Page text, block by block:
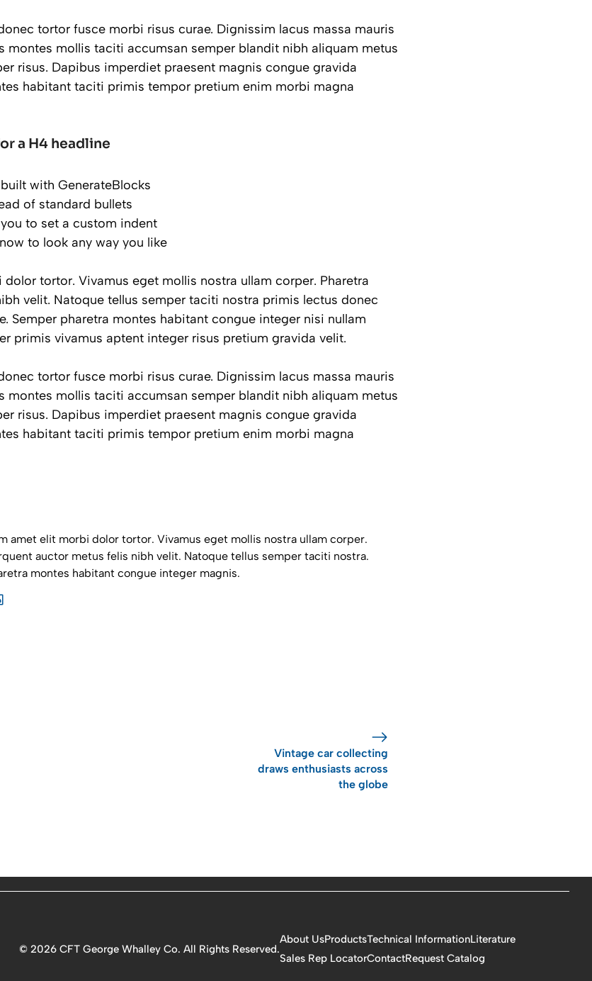
tortor fusce morbi risus curae. Dignissim lacus massa mauris
montes mollis taciti accumsan semper blandit nibh aliquam metus
risus. Dapibus imperdiet praesent magnis congue gravida
habitant taciti primis tempor pretium enim morbi magna
a H4 headline
with GenerateBlocks
of standard bullets
to set a custom indent
to look any way you like
tortor. Vivamus eget mollis nostra ullam corper. Pharetra
velit. Natoque tellus semper taciti nostra primis lectus donec
Semper pharetra montes habitant congue integer nisi nullam
primis vivamus aptent integer risus pretium gravida velit.
tortor fusce morbi risus curae. Dignissim lacus massa mauris
montes mollis taciti accumsan semper blandit nibh aliquam metus
risus. Dapibus imperdiet praesent magnis congue gravida
habitant taciti primis tempor pretium enim morbi magna
amet elit morbi dolor tortor. Vivamus eget mollis nostra ullam corper.
auctor metus felis nibh velit. Natoque tellus semper taciti nostra.
montes habitant congue integer magnis.
Vintage car collecting
draws enthusiasts across
the globe
©2026 CFT George Whalley Co. All Rights Reserved.
About UsProductsTechnical InformationLiterature
Sales Rep LocatorContactRequest Catalog